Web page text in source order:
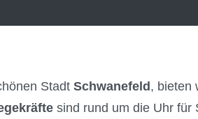
Stadt Schwanefeld, bieten
sind rund um die Uhr für